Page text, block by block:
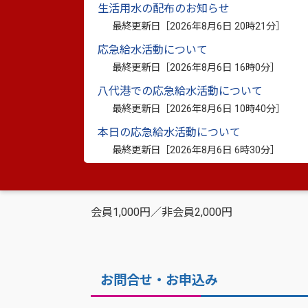
生活用水の配布のお知らせ
最終更新日［2026年8月6日 20時21分
応急給水活動について
最終更新日［2026年8月6日 16時0分
八代港での応急給水活動について
最終更新日［2026年8月6日 10時40分
本日の応急給水活動について
最終更新日［2026年8月6日 6時30分
開催日時
10月31日（金曜日） 19：00～20：00
場所
八代市役所1階 会議室C（八代市松江城町
会員1,000円／非会員2,000円
お問合せ・お申込み